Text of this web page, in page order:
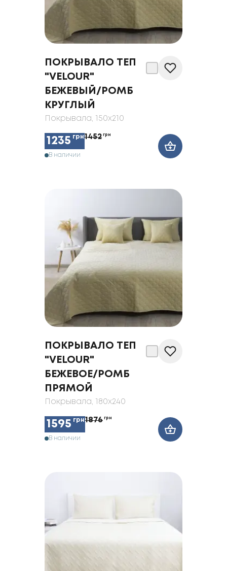
ПОКРЫВАЛО ТЕП
"VELOUR"
БЕЖЕВЫЙ/РОМБ
КРУГЛЫЙ
Покрывала, 150x210
1235 грн1452 грн
В наличии
ПОКРЫВАЛО ТЕП
"VELOUR"
БЕЖЕВОЕ/РОМБ
ПРЯМОЙ
Покрывала, 180x240
1595 грн1876 грн
В наличии